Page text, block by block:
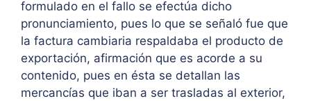
formulado en el fallo se efectúa dicho
pronunciamiento, pues lo que se señaló fue que
la factura cambiaria respaldaba el producto de
exportación, afirmación que es acorde a su
contenido, pues en ésta se detallan las
mercancías que iban a ser trasladas al exterior,